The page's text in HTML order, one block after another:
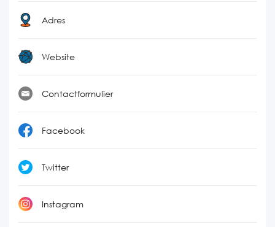
Adres
Website
Contactformulier
Facebook
Twitter
Instagram